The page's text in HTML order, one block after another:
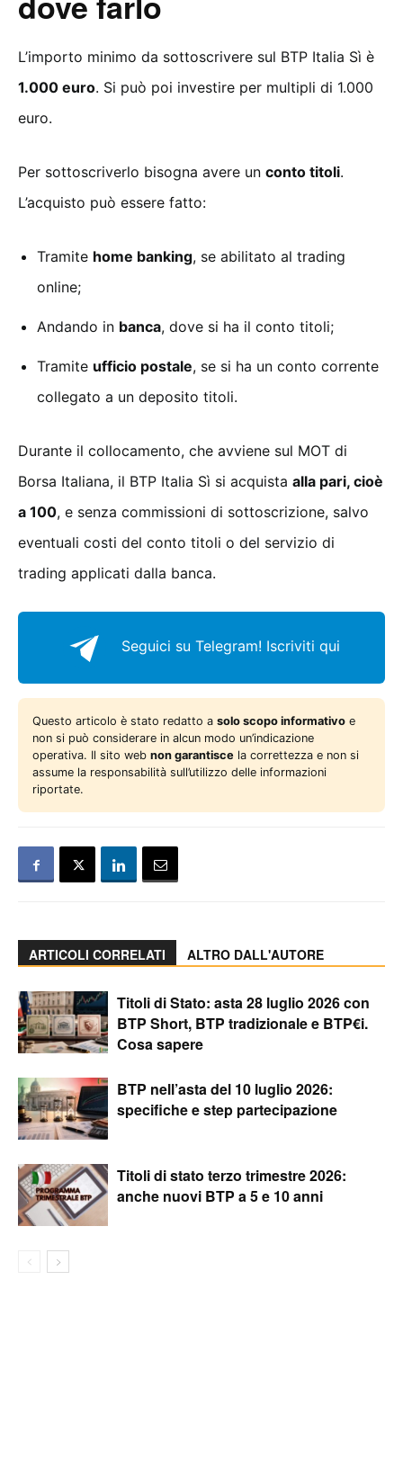
L’importo minimo da sottoscrivere sul BTP Italia Sì è
1.000 euro. Si può poi investire per multipli di 1.000
euro.
Per sottoscriverlo bisogna avere un conto titoli.
L’acquisto può essere fatto:
Tramite home banking, se abilitato al trading
online;
Andando in banca, dove si ha il conto titoli;
Tramite ufficio postale, se si ha un conto corrente
collegato a un deposito titoli.
Durante il collocamento, che avviene sul MOT di
Borsa Italiana, il BTP Italia Sì si acquista alla pari, cioè
a 100, e senza commissioni di sottoscrizione, salvo
eventuali costi del conto titoli o del servizio di
trading applicati dalla banca.
Seguici su Telegram! Iscriviti qui
Questo articolo è stato redatto a solo scopo informativo e
non si può considerare in alcun modo un’indicazione
operativa. Il sito web non garantisce la correttezza e non si
assume la responsabilità sull’utilizzo delle informazioni
riportate.
ARTICOLI CORRELATI ALTRO DALL'AUTORE
Titoli di Stato: asta 28 luglio 2026 con
BTP Short, BTP tradizionale e BTP€i.
Cosa sapere
BTP nell’asta del 10 luglio 2026:
specifiche e step partecipazione
Titoli di stato terzo trimestre 2026:
anche nuovi BTP a 5 e 10 anni